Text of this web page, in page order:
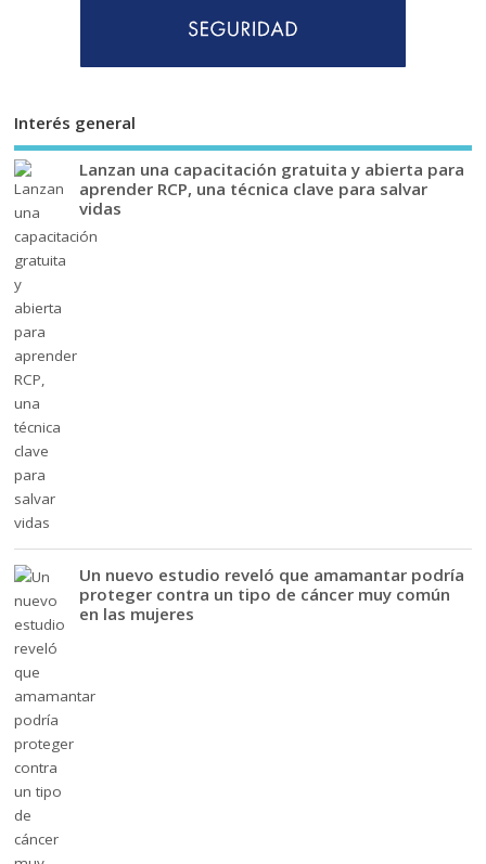
Interés general
Lanzan una capacitación gratuita y abierta para
aprender RCP, una técnica clave para salvar
vidas
Un nuevo estudio reveló que amamantar podría
proteger contra un tipo de cáncer muy común
en las mujeres